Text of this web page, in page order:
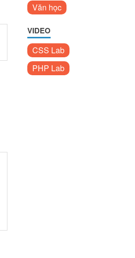
Văn học
VIDEO
CSS Lab
PHP Lab